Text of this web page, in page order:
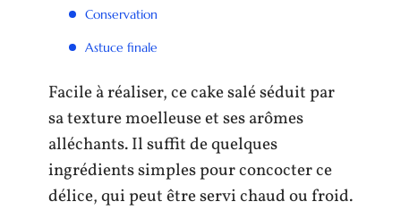
Conservation
Astuce finale
Facile à réaliser, ce cake salé séduit par
sa texture moelleuse et ses arômes
alléchants. Il suffit de quelques
ingrédients simples pour concocter ce
délice, qui peut être servi chaud ou froid.